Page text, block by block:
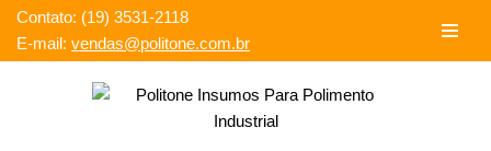
Pular
Contato: (19) 3531-2118‬
E-mail: vendas@politone.com.br